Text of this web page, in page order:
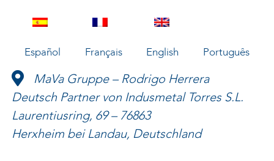
Español Français English Português
MaVa Gruppe – Rodrigo Herrera
Deutsch Partner von Indusmetal Torres S.L.
Laurentiusring, 69 – 76863
Herxheim bei Landau, Deutschland